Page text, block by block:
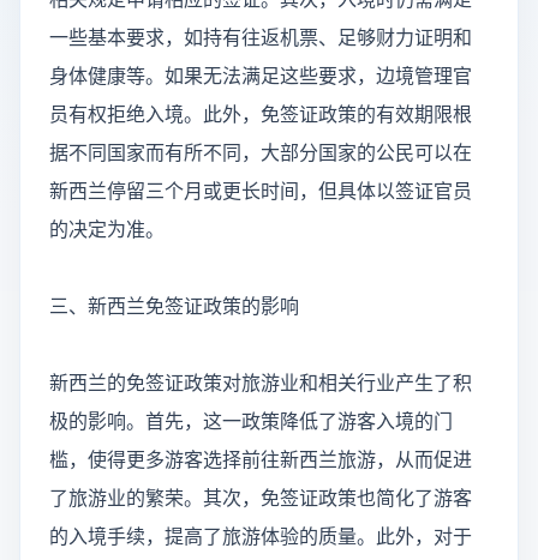
一些基本要求，如持有往返机票、足够财力证明和
身体健康等。如果无法满足这些要求，边境管理官
员有权拒绝入境。此外，免签证政策的有效期限根
据不同国家而有所不同，大部分国家的公民可以在
新西兰停留三个月或更长时间，但具体以签证官员
的决定为准。
三、新西兰免签证政策的影响
新西兰的免签证政策对旅游业和相关行业产生了积
极的影响。首先，这一政策降低了游客入境的门
槛，使得更多游客选择前往新西兰旅游，从而促进
了旅游业的繁荣。其次，免签证政策也简化了游客
的入境手续，提高了旅游体验的质量。此外，对于